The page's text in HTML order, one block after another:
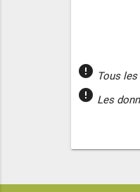
error Tous
error Les